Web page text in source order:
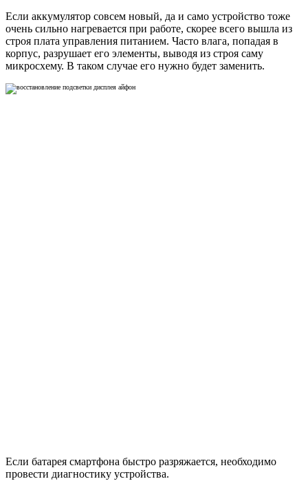
Если аккумулятор совсем новый, да и само устройство тоже
очень сильно нагревается при работе, скорее всего вышла из
строя плата управления питанием. Часто влага, попадая в
корпус, разрушает его элементы, выводя из строя саму
микросхему. В таком случае его нужно будет заменить.
Если батарея смартфона быстро разряжается, необходимо
провести диагностику устройства.